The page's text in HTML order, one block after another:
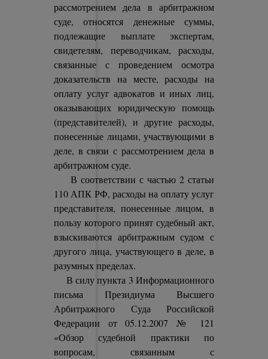
рассмотрением дела в арбитражном
суде, относятся денежные суммы,
подлежащие выплате экспертам,
свидетелям, переводчикам, расходы,
связанные с проведением осмотра
доказательств на месте, расходы на
оплату услуг адвокатов и иных лиц,
оказывающих юридическую помощь
(представителей), и другие расходы,
понесенные лицами, участвующими в
деле, в связи с рассмотрением дела в
арбитражном суде.
В соответствии с частью 2 статьи
110 АПК РФ, расходы на оплату услуг
представителя, понесенные лицом, в
пользу которого принят судебный акт,
взыскиваются арбитражным судом с
другого лица, участвующего в деле, в
разумных пределах.
В силу пункта 3 Информационного
письма Президиума Высшего
Арбитражного Суда Российской
Федерации от 05.12.2007 № 121
«Обзор судебной практики по
вопросам, связанным с